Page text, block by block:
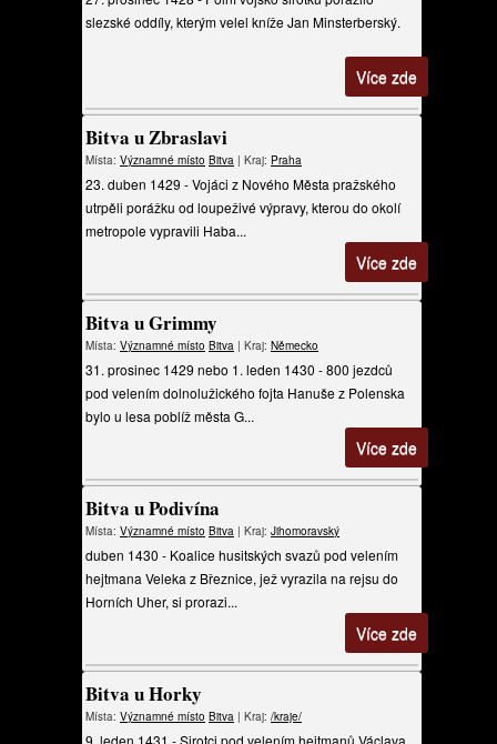
slezské oddíly, kterým velel kníže Jan Minsterberský.
Více zde
Bitva u Zbraslavi
Místa: Významné místo Bitva | Kraj: Praha
23. duben 1429 - Vojáci z Nového Města pražského
utrpěli porážku od loupeživé výpravy, kterou do okolí
metropole vypravili Haba...
Více zde
Bitva u Grimmy
Místa: Významné místo Bitva | Kraj: Německo
31. prosinec 1429 nebo 1. leden 1430 - 800 jezdců
pod velením dolnolužického fojta Hanuše z Polenska
bylo u lesa poblíž města G...
Více zde
Bitva u Podivína
Místa: Významné místo Bitva | Kraj: Jihomoravský
duben 1430 - Koalice husitských svazů pod velením
hejtmana Veleka z Březnice, jež vyrazila na rejsu do
Horních Uher, si prorazi...
Více zde
Bitva u Horky
Místa: Významné místo Bitva | Kraj: /kraje/
9. leden 1431 - Sirotci pod velením hejtmanů Václava